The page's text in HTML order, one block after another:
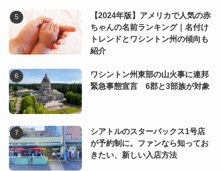
【2024年版】アメリカで人気の赤
ちゃんの名前ランキング｜名付け
トレンドとワシントン州の傾向も
紹介
ワシントン州東部の山火事に連邦
緊急事態宣言 6郡と3部族が対象
シアトルのスターバックス1号店
が予約制に。ファンなら知ってお
きたい、新しい入店方法